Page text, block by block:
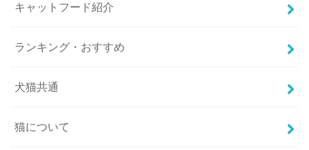
キャットフード紹介
ランキング・おすすめ
犬猫共通
猫について